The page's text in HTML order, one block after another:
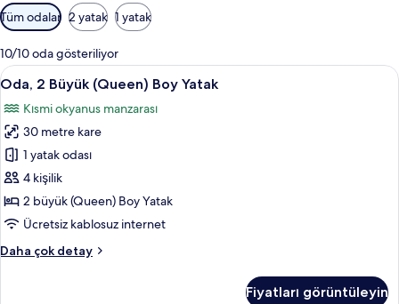
Odalar
için
mevcut
filtreler
Tüm odalar 2 yatak 1 yatak
10/10 oda gösteriliyor
Oda,
2
Büyük
(Queen)
Boy
Yatak
için
tüm
görün
Oda, 2 Büyük (Queen) Boy Yatak |
5
Oda, 2 Büyük (Queen) Boy Yatak
Kısmi okyanus manzarası
30 metre kare
1 yatak odası
4 kişilik
2 büyük (Queen) Boy Yatak
Ücretsiz kablosuz internet
Daha çok detay
Oda,
Fiyatları görüntüleyin